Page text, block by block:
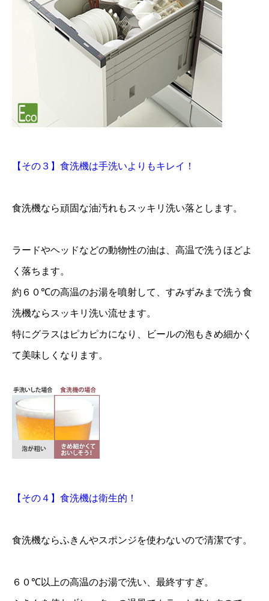
【その３】食洗機は手洗いよりもキレイ！
食洗機なら頑固な油汚れもスッキリ洗い落とします。
ラードやヘッドなどの動物性の油は、高温で洗うほどよ
く落ちます。
約６０℃の高温のお湯を噴射して、すみずみまで洗う食
洗機ならスッキリ洗い流せます。
特にグラスはピカピカになり、ビールの泡もきめ細かく
て美味しくなります。
【その４】食洗機は衛生的！
食洗機ならふきんやスポンジを使わないので清潔です。
６０℃以上の高温のお湯で洗い、最終すすぎ。